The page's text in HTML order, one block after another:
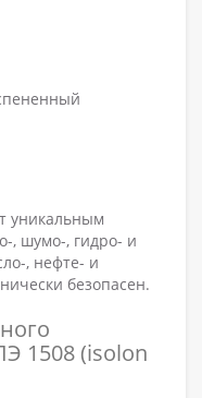
уникальным
, шумо-, гидро- и
, нефте- и
безопасен.
1508 (isolon